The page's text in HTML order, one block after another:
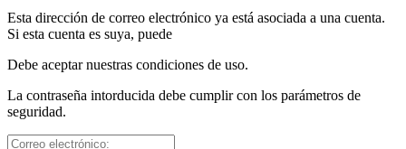
Esta dirección de correo electrónico ya está asociada a una cuenta.
Si esta cuenta es suya, puede
Debe aceptar nuestras condiciones de uso.
La contraseña intorducida debe cumplir con los parámetros de
seguridad.